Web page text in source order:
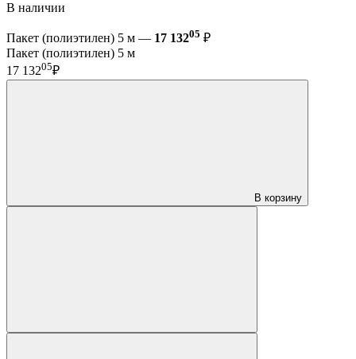
В наличии
Пакет (полиэтилен) 5 м — 17 13205 ₽
Пакет (полиэтилен) 5 м
17 13205₽
В корзину